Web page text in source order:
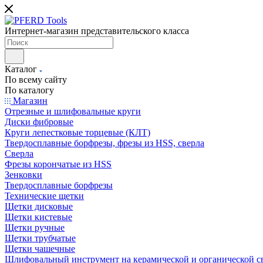
Интернет-магазин представительского класса
Каталог
По всему сайту
По каталогу
Магазин
Отрезные и шлифовальные круги
Диски фибровые
Круги лепестковые торцевые (КЛТ)
Твердосплавные борфрезы, фрезы из HSS, сверла
Сверла
Фрезы корончатые из HSS
Зенковки
Твердосплавные борфрезы
Технические щетки
Щетки дисковые
Щетки кистевые
Щетки ручные
Щетки трубчатые
Щетки чашечные
Шлифовальный инструмент на керамической и органической